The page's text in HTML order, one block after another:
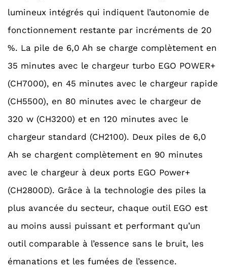
lumineux intégrés qui indiquent l’autonomie de
fonctionnement restante par incréments de 20
%. La pile de 6,0 Ah se charge complètement en
35 minutes avec le chargeur turbo EGO POWER+
(CH7000), en 45 minutes avec le chargeur rapide
(CH5500), en 80 minutes avec le chargeur de
320 w (CH3200) et en 120 minutes avec le
chargeur standard (CH2100). Deux piles de 6,0
Ah se chargent complètement en 90 minutes
avec le chargeur à deux ports EGO Power+
(CH2800D). Grâce à la technologie des piles la
plus avancée du secteur, chaque outil EGO est
au moins aussi puissant et performant qu’un
outil comparable à l’essence sans le bruit, les
émanations et les fumées de l’essence.